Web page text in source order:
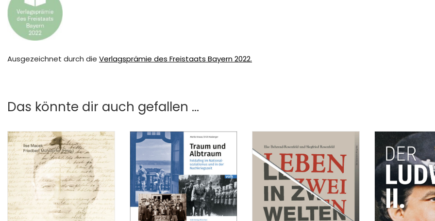
Ausgezeichnet durch die Verlagsprämie des Freistaats Bayern 2022.
Das könnte dir auch gefallen …